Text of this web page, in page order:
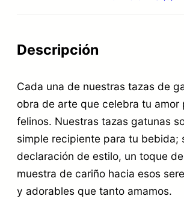
5
5
€
.
€
.
o
a
s
n
e
g
r
Descripción
Cada una de nuestras tazas de
obra de arte que celebra tu amor
felinos. Nuestras tazas gatunas
simple recipiente para tu bebida;
declaración de estilo, un toque
muestra de cariño hacia esos
y adorables que tanto amamos.